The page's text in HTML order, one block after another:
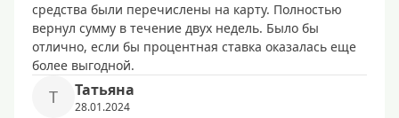
средства были перечислены на карту. Полностью
вернул сумму в течение двух недель. Было бы
отлично, если бы процентная ставка оказалась еще
более выгодной.
Т Татьяна
28.01.2024